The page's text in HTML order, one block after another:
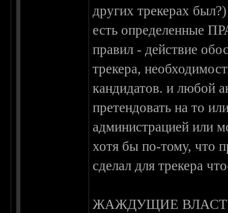
других трекерах
есть определенные
правил - действие
трекера,
кандидатов. и любой
претендовать на то
администрацией или
хотя бы по-тому, что
сделал для трекера
ЖАЖДУЩИЕ